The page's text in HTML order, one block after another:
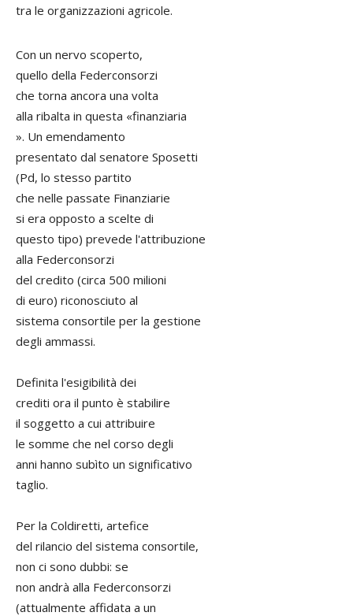
tra le organizzazioni agricole.
Con un nervo scoperto,
quello della Federconsorzi
che torna ancora una volta
alla ribalta in questa «finanziaria
». Un emendamento
presentato dal senatore Sposetti
(Pd, lo stesso partito
che nelle passate Finanziarie
si era opposto a scelte di
questo tipo) prevede l'attribuzione
alla Federconsorzi
del credito (circa 500 milioni
di euro) riconosciuto al
sistema consortile per la gestione
degli ammassi.
Definita l'esigibilità dei
crediti ora il punto è stabilire
il soggetto a cui attribuire
le somme che nel corso degli
anni hanno subìto un significativo
taglio.
Per la Coldiretti, artefice
del rilancio del sistema consortile,
non ci sono dubbi: se
non andrà alla Federconsorzi
(attualmente affidata a un